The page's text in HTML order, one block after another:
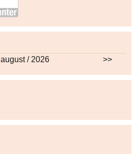
august / 2026 >>